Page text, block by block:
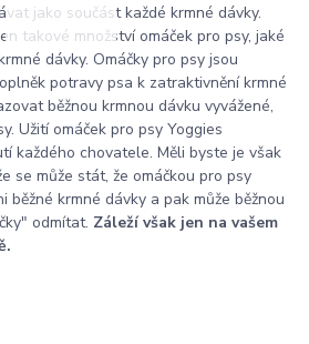
jako součást každé krmné dávky.
takové množství omáček pro psy, jaké
dávky. Omáčky pro psy jsou
potravy psa k zatraktivnění krmné
běžnou krmnou dávku vyvážené,
Užití omáček pro psy Yoggies
každého chovatele. Měli byste je však
se může stát, že omáčkou pro psy
běžné krmné dávky a pak může běžnou
odmítat. Záleží však jen na vašem